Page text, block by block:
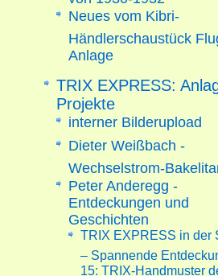
Neues vom Kibri-
Händlerschaustück
Anlage
TRIX EXPRESS:
Projekte
interner Bilderupload
Dieter Weißbach -
Wechselstrom-
Peter Anderegg -
Entdeckungen und
Geschichten
TRIX EXPRESS in der
– Spannende
15: TRIX-Handmuster